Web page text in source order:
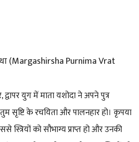
कथा (Margashirsha Purnima Vrat
युग में माता यशोदा ने अपने पुत्र
सृष्टि के रचयिता और पालनहार हो। कृपया
को सौभाग्य प्राप्त हो और उनकी